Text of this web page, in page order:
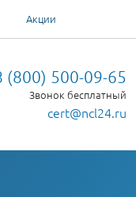
Акции
(800) 500-09-65
Звонок бесплатный
cert@ncl24.ru